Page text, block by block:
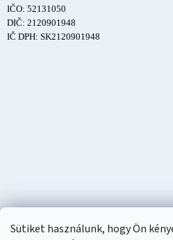
Sütiket használunk, hogy Ön
IČO: 52131050
DIČ: 2120901948
IČ DPH: SK2120901948